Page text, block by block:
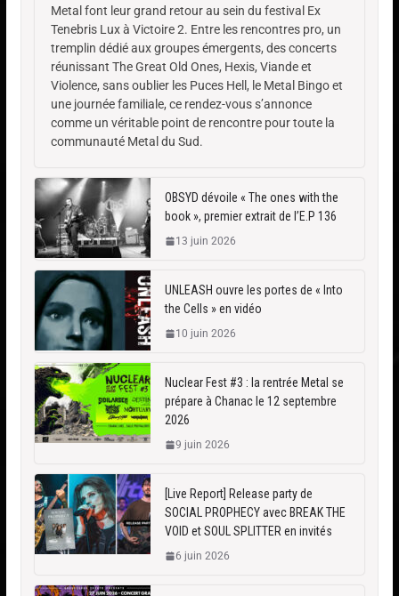
Metal font leur grand retour au sein du festival Ex
Tenebris Lux à Victoire 2. Entre les rencontres pro, un
tremplin dédié aux groupes émergents, des concerts
réunissant The Great Old Ones, Hexis, Viande et
Violence, sans oublier les Puces Hell, le Metal Bingo et
une journée familiale, ce rendez-vous s’annonce
comme un véritable point de rencontre pour toute la
communauté Metal du Sud.
OBSYD dévoile « The ones with the
book », premier extrait de l’E.P 136
13 juin 2026
UNLEASH ouvre les portes de « Into
the Cells » en vidéo
10 juin 2026
Nuclear Fest #3 : la rentrée Metal se
prépare à Chanac le 12 septembre
2026
9 juin 2026
[Live Report] Release party de
SOCIAL PROPHECY avec BREAK THE
VOID et SOUL SPLITTER en invités
6 juin 2026